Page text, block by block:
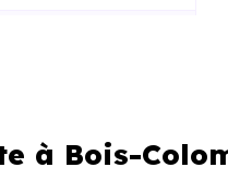
à Bois-